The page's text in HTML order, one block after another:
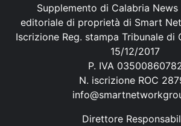
Supplemento di Calabria
editoriale di proprietà di Smart
Iscrizione Reg. stampa Tribunale di
15/12/2017
P. IVA
N. iscrizione ROC
Direttore